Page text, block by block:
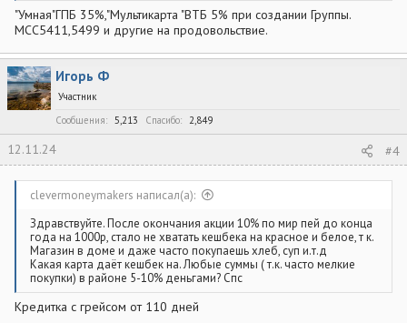
"Умная"ГПБ 35%,"Мультикарта "ВТБ 5% при создании Группы.
МСС5411,5499 и другие на продовольствие.
Игорь Ф
Участник
Сообщения
5,213 Спасибо 2,849
12.11.24 #4
clevermoneymakers написал(а):
Здравствуйте. После окончания акции 10% по мир пей до конца
года на 1000р, стало не хватать кешбека на красное и белое, т к.
Магазин в доме и даже часто покупаешь хлеб, суп и.т.д
Какая карта даёт кешбек на. Любые суммы ( т.к. часто мелкие
покупки) в районе 5-10% деньгами? Спс
Кредитка с грейсом от 110 дней